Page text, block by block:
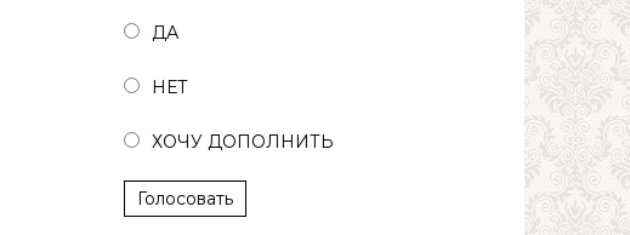
ДА
НЕТ
ХОЧУ ДОПОЛНИТЬ
Голосовать